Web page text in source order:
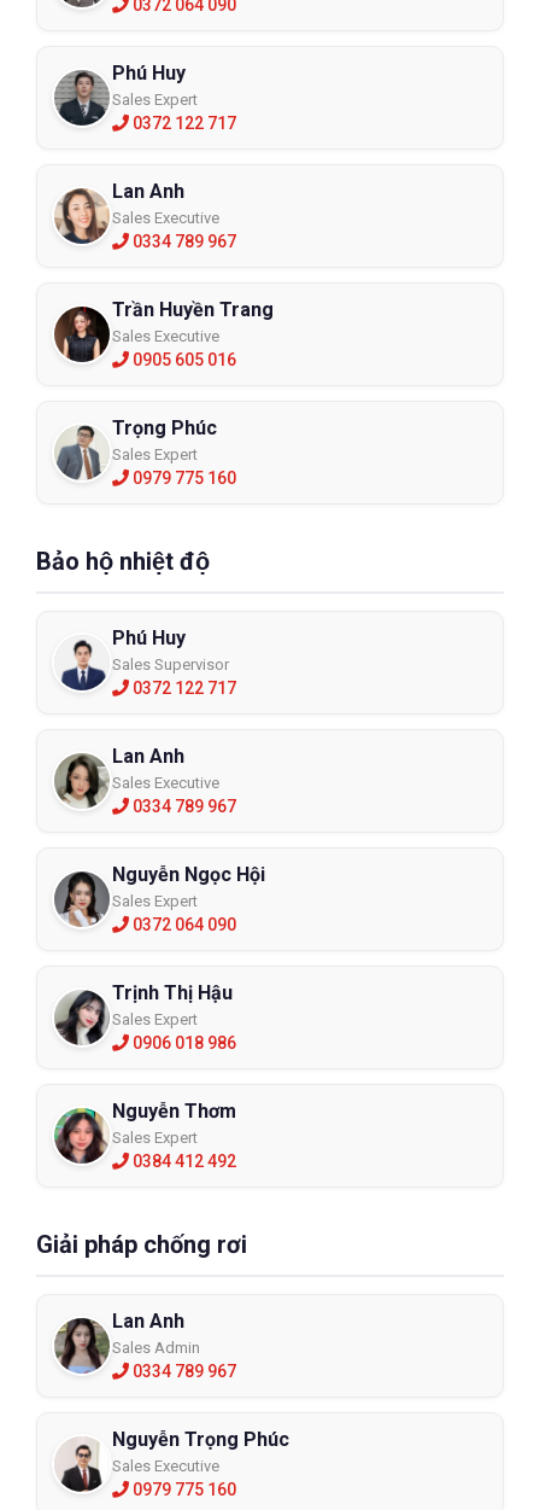
0372 064 090
Phú Huy
Sales Expert
0372 122 717
Lan Anh
Sales Executive
0334 789 967
Trần Huyền Trang
Sales Executive
0905 605 016
Trọng Phúc
Sales Expert
0979 775 160
Bảo hộ nhiệt độ
Phú Huy
Sales Supervisor
0372 122 717
Lan Anh
Sales Executive
0334 789 967
Nguyễn Ngọc Hội
Sales Expert
0372 064 090
Trịnh Thị Hậu
Sales Expert
0906 018 986
Nguyễn Thơm
Sales Expert
0384 412 492
Giải pháp chống rơi
Lan Anh
Sales Admin
0334 789 967
Nguyễn Trọng Phúc
Sales Executive
0979 775 160